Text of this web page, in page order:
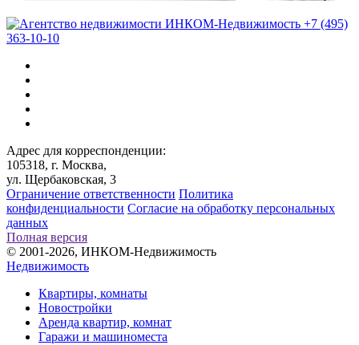
+7 (495)
363-10-10
Адрес для корреспонденции:
105318, г. Москва,
ул. Щербаковская, 3
Ограничение ответственности Политика
конфиденциальности Согласие на обработку персональных
данных
Полная версия
© 2001-2026, ИНКОМ-Недвижимость
Недвижимость
Квартиры, комнаты
Новостройки
Аренда квартир, комнат
Гаражи и машиноместа